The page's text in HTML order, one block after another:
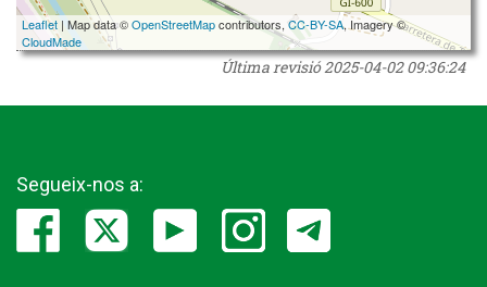
Leaflet | Map data ©OpenStreetMapcontributors, CC-BY-SA, Imagery ©
CloudMade
Última revisió2025-04-02 09:36:24
Segueix-nos a: